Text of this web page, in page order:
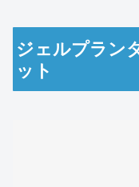
ジェルプラン
ット